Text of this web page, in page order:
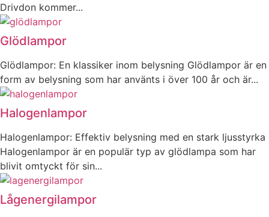
Drivdon kommer...
Glödlampor
Glödlampor: En klassiker inom belysning Glödlampor är en
form av belysning som har använts i över 100 år och är...
Halogenlampor
Halogenlampor: Effektiv belysning med en stark ljusstyrka
Halogenlampor är en populär typ av glödlampa som har
blivit omtyckt för sin...
Lågenergilampor